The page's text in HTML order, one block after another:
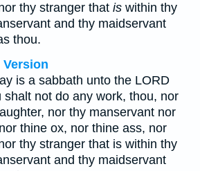
thy stranger that is within thy
and thy maidservant
thou.
is a sabbath unto the LORD
shalt not do any work, thou, nor
nor thy manservant nor
thine ox, nor thine ass, nor
thy stranger that is within thy
and thy maidservant